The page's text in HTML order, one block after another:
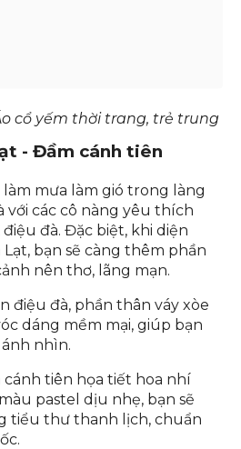
cổ yếm thời trang, trẻ trung
- Đầm cánh tiên
mưa làm gió trong làng
các cô nàng yêu thích
đà. Đặc biệt, khi diện
bạn sẽ càng thêm phần
nên thơ, lãng mạn.
điệu đà, phần thân váy xòe
dáng mềm mại, giúp bạn
nhìn.